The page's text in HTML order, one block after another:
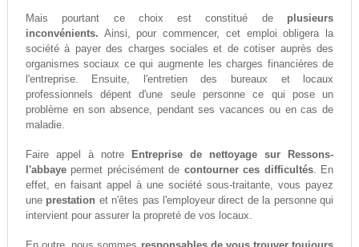
Mais pourtant ce choix est constitué de plusieurs
inconvénients. Ainsi, pour commencer, cet emploi obligera la
société à payer des charges sociales et de cotiser auprès des
organismes sociaux ce qui augmente les charges financières de
l'entreprise. Ensuite, l'entretien des bureaux et locaux
professionnels dépent d'une seule personne ce qui pose un
problème en son absence, pendant ses vacances ou en cas de
maladie.
Faire appel à notre
Entreprise de nettoyage sur Ressons-
l'abbayepermet précisément de contourner ces difficultés. En
effet, en faisant appel à une société sous-traitante, vous payez
une prestation et n'êtes pas l'employeur direct de la personne qui
intervient pour assurer la propreté de vos locaux.